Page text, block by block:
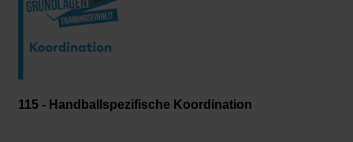
115 - Handballspezifische Koordination